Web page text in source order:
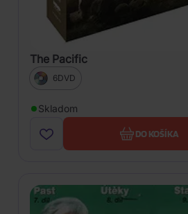
The Pacific
6DVD
Skladom
DO KOŠÍKA